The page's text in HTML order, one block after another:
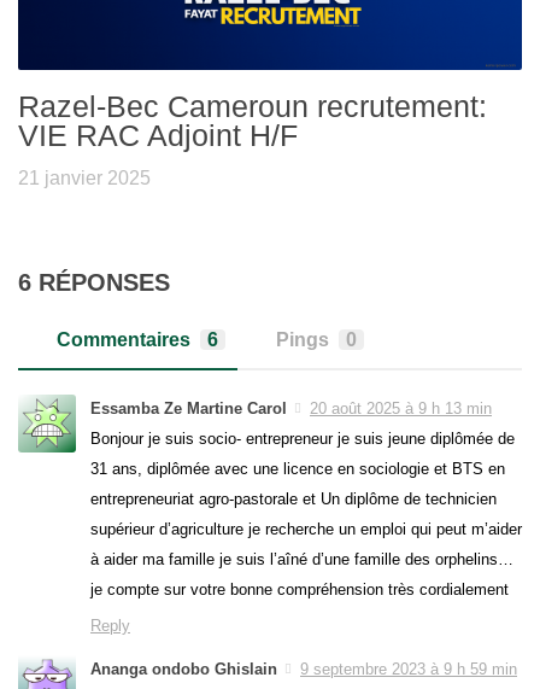
Razel-Bec Cameroun recrutement:
VIE RAC Adjoint H/F
21 janvier 2025
6 RÉPONSES
Commentaires 6 Pings 0
Essamba Ze Martine Carol
20 août 2025 à 9 h 13 min
Bonjour je suis socio- entrepreneur je suis jeune diplômée de
31 ans, diplômée avec une licence en sociologie et BTS en
entrepreneuriat agro-pastorale et Un diplôme de technicien
supérieur d’agriculture je recherche un emploi qui peut m’aider
à aider ma famille je suis l’aîné d’une famille des orphelins…
je compte sur votre bonne compréhension très cordialement
Reply
Ananga ondobo Ghislain
9 septembre 2023 à 9 h 59 min